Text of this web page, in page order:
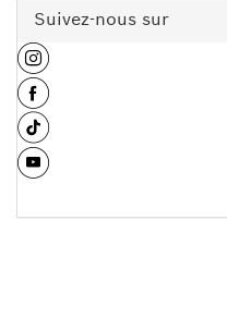
Suivez-nous sur